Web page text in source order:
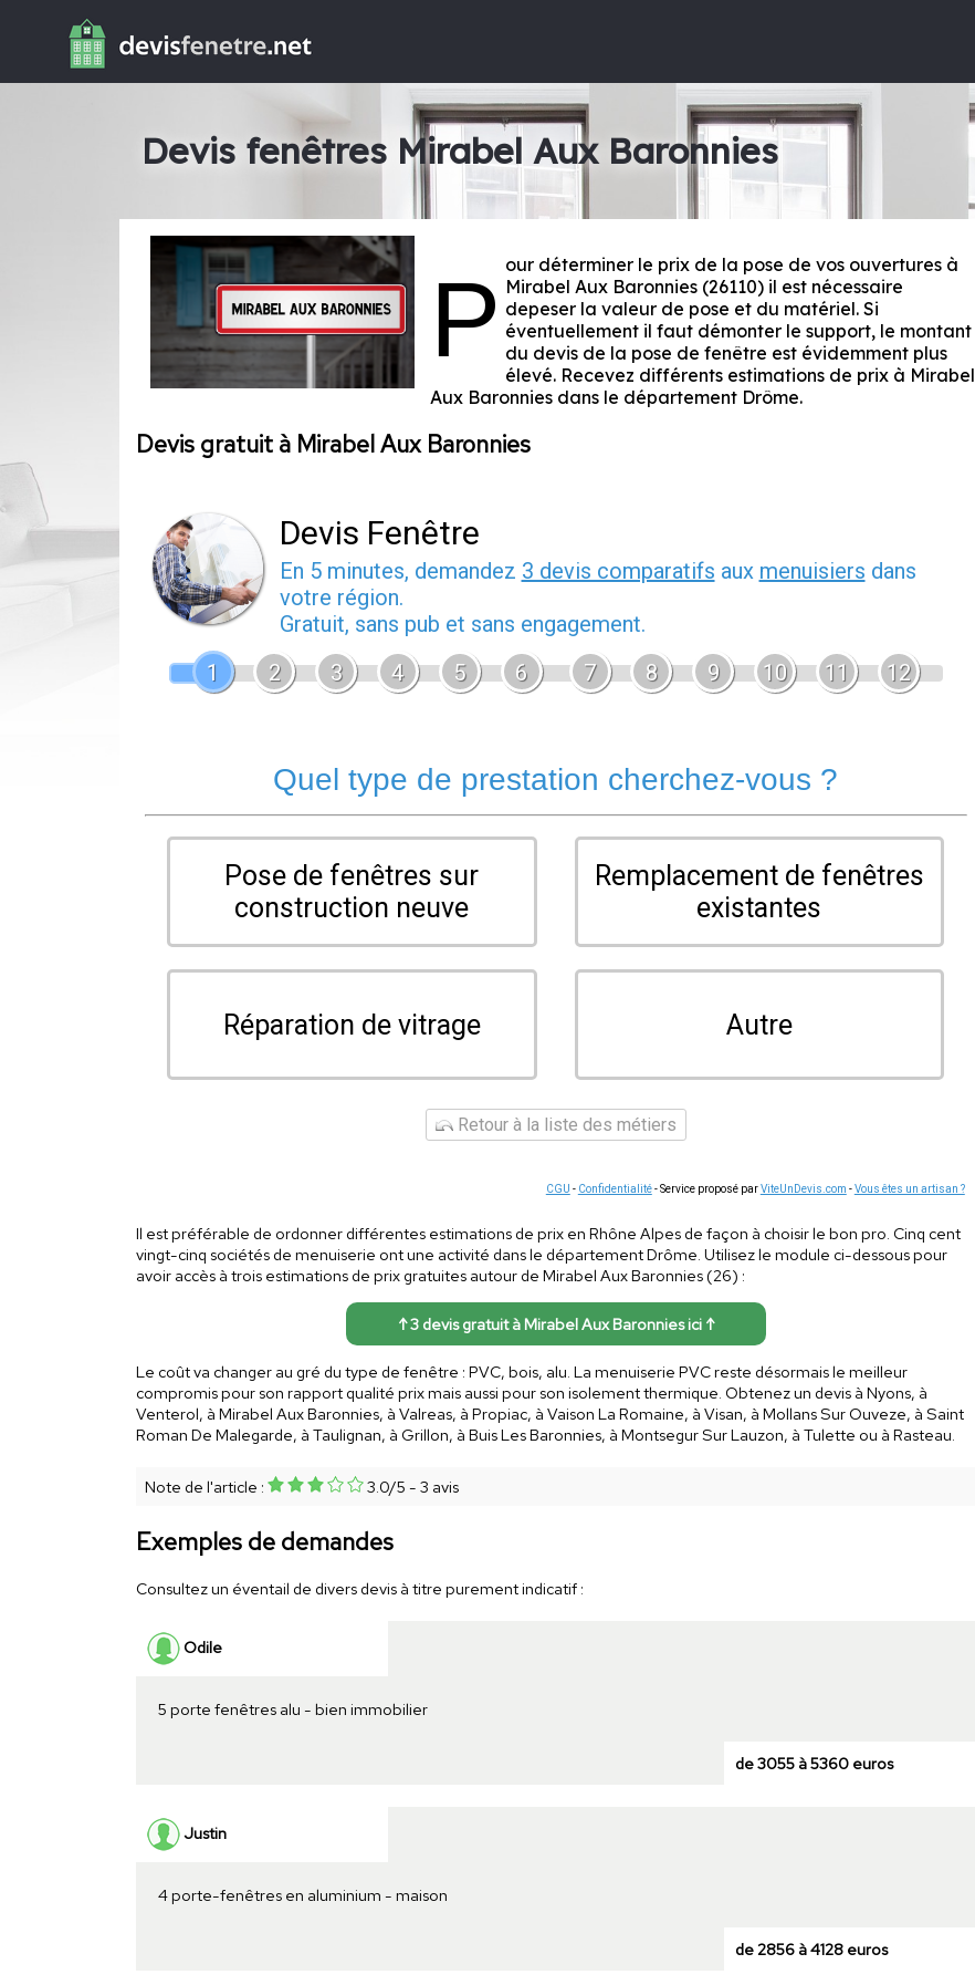
Devis fenêtres Mirabel Aux Baronnies
P our déterminer le prix de la pose de vos ouvertures à
Mirabel Aux Baronnies (26110) il est nécessaire
depeser la valeur de pose et du matériel. Si
éventuellement il faut démonter le support, le montant
du devis de la pose de fenêtre est évidemment plus
élevé. Recevez différents estimations de prix à Mirabel
Aux Baronnies dans le département Drôme.
Devis gratuit à Mirabel Aux Baronnies
Devis Fenêtre
En 5 minutes, demandez 3 devis comparatifs aux menuisiers dans
votre région.
Gratuit, sans pub et sans engagement.
1
2 3 4 5 6 7 8 9 10 11 12
Quel type de prestation cherchez-vous ?
Pose de fenêtres sur
construction neuve
Remplacement de fenêtres
existantes
Réparation de vitrage Autre
Retour à la liste des métiers
CGU - Confidentialité- Service proposé parViteUnDevis.com -Vous êtes un artisan ?
Il est préférable de ordonner différentes estimations de prix en Rhône Alpes de façon à choisir le bon pro. Cinq cent
vingt-cinq sociétés de menuiserie ont une activité dans le département Drôme. Utilisez le module ci-dessous pour
avoir accès à trois estimations de prix gratuites autour de Mirabel Aux Baronnies (26) :
↑ 3 devis gratuit à Mirabel Aux Baronnies ici ↑
Le coût va changer au gré du type de fenêtre : PVC, bois, alu. La menuiserie PVC reste désormais le meilleur
compromis pour son rapport qualité prix mais aussi pour son isolement thermique. Obtenez un devis à Nyons, à
Venterol, à Mirabel Aux Baronnies, à Valreas, à Propiac, à Vaison La Romaine, à Visan, à Mollans Sur Ouveze, à Saint
Roman De Malegarde, à Taulignan, à Grillon, à Buis Les Baronnies, à Montsegur Sur Lauzon, à Tulette ou à Rasteau.
Note de l'article : 3.0/5 - 3 avis
Exemples de demandes
Consultez un éventail de divers devis à titre purement indicatif :
Odile
5 porte fenêtres alu - bien immobilier
de 3055 à 5360 euros
Justin
4 porte-fenêtres en aluminium - maison
de 2856 à 4128 euros